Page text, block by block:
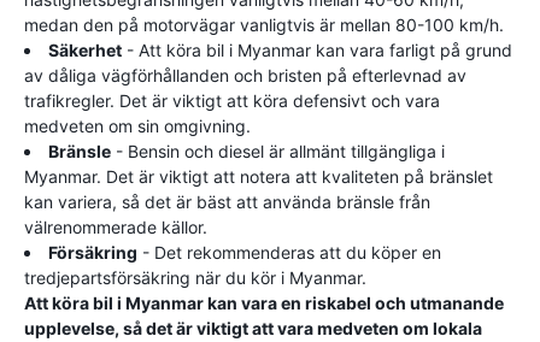
medan den på motorvägar vanligtvis är mellan 80-100 km/h.
Säkerhet - Att köra bil i Myanmar kan vara farligt på grund
av dåliga vägförhållanden och bristen på efterlevnad av
trafikregler. Det är viktigt att köra defensivt och vara
medveten om sin omgivning.
Bränsle - Bensin och diesel är allmänt tillgängliga i
Myanmar. Det är viktigt att notera att kvaliteten på bränslet
kan variera, så det är bäst att använda bränsle från
välrenommerade källor.
Försäkring - Det rekommenderas att du köper en
tredjepartsförsäkring när du kör i Myanmar.
Att köra bil i Myanmar kan vara en riskabel och utmanande
upplevelse, så det är viktigt att vara medveten om lokala